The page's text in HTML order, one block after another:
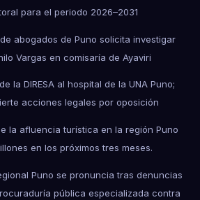
para el periodo 2026–2031
abogados de Puno solicita investigar
Vargas en comisaría de Ayaviri
la DIRESA al hospital de la UNA Puno;
acciones legales por oposición
la afluencia turística en la región Puno
en los próximos tres meses.
Puno se pronuncia tras denuncias
pública especializada contra